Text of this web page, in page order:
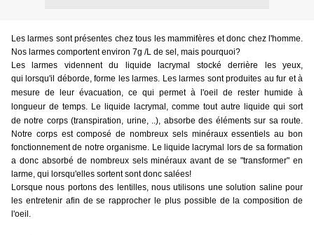
Les larmes sont présentes chez tous les mammifères et donc chez l'homme.
Nos larmes comportent environ 7g /L de sel, mais pourquoi?
Les larmes vidennent du liquide lacrymal stocké derrière les yeux,
qui lorsqu'il déborde, forme les larmes. Les larmes sont produites au fur et à
mesure de leur évacuation, ce qui permet à l'oeil de rester humide à
longueur de temps. Le liquide lacrymal, comme tout autre liquide qui sort
de notre corps (transpiration, urine, ..), absorbe des éléments sur sa route.
Notre corps est composé de nombreux sels minéraux essentiels au bon
fonctionnement de notre organisme. Le liquide lacrymal lors de sa formation
a donc absorbé de nombreux sels minéraux avant de se "transformer" en
larme, qui lorsqu'elles sortent sont donc salées!
Lorsque nous portons des lentilles, nous utilisons une solution saline pour
les entretenir afin de se rapprocher le plus possible de la composition de
l'oeil.